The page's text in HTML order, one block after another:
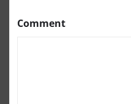
Comment